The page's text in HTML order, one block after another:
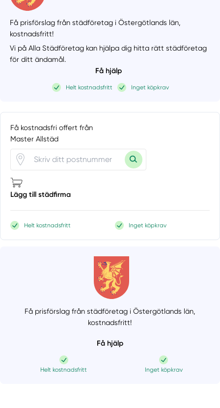
Få prisförslag från städföretag i Östergötlands län,
kostnadsfritt!
Vi på Alla Städföretag kan hjälpa dig hitta rätt städföretag
för ditt ändamål.
Få hjälp
Helt kostnadsfritt Inget köpkrav
Få kostnadsfri offert från
Master Allstäd
Lägg till städfirma
Helt kostnadsfritt Inget köpkrav
Få prisförslag från städföretag i Östergötlands län,
kostnadsfritt!
Få hjälp
Helt kostnadsfritt Inget köpkrav